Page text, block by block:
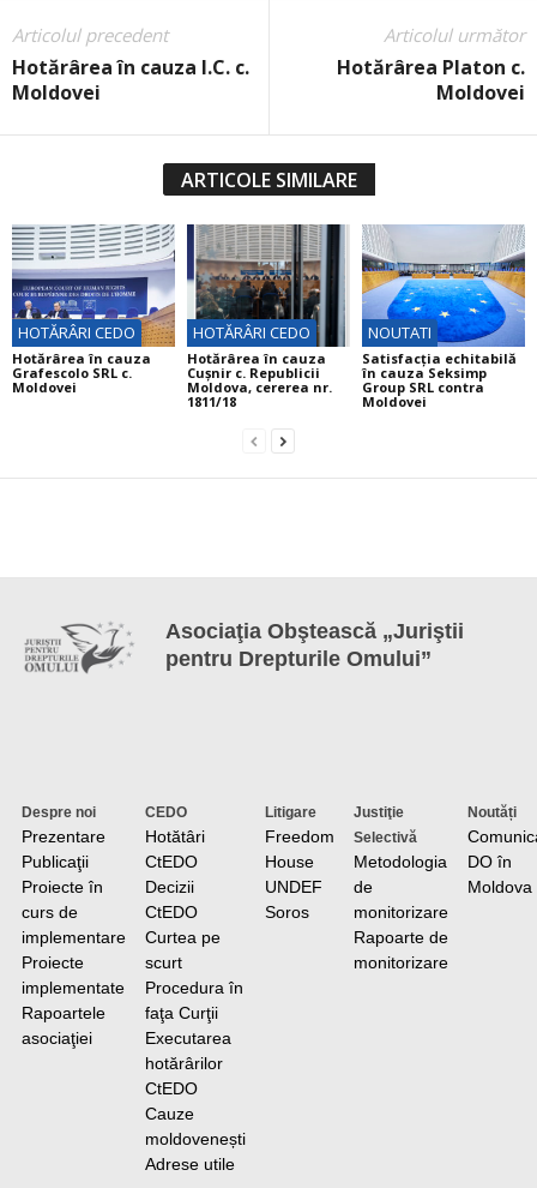
Articolul precedent
Hotărârea în cauza I.C. c.
Moldovei
Articolul următor
Hotărârea Platon c.
Moldovei
ARTICOLE SIMILARE
HOTĂRÂRI CEDO
Hotărârea în cauza
Grafescolo SRL c.
Moldovei
HOTĂRÂRI CEDO
Hotărârea în cauza
Cuşnir c. Republicii
Moldova, cererea nr.
1811/18
NOUTATI
Satisfacția echitabilă
în cauza Seksimp
Group SRL contra
Moldovei
Asociaţia Obştească „Juriştii
pentru Drepturile Omului”
Despre noi
Prezentare
Publicaţii
Proiecte în
curs de
implementare
Proiecte
implementate
Rapoartele
asociaţiei
CEDO
Hotătâri
CtEDO
Decizii
CtEDO
Curtea pe
scurt
Procedura în
faţa Curţii
Executarea
hotărârilor
CtEDO
Cauze
moldovenești
Adrese utile
Litigare
Freedom
House
UNDEF
Soros
Justiţie
Selectivă
Metodologia
de
monitorizare
Rapoarte de
monitorizare
Noutăți
DO în
Moldova